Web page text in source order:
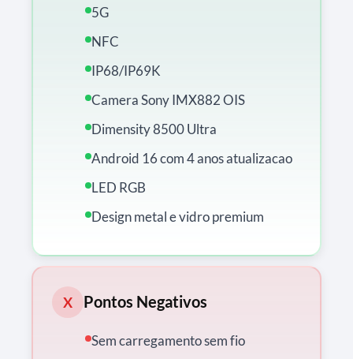
5G
NFC
IP68/IP69K
Camera Sony IMX882 OIS
Dimensity 8500 Ultra
Android 16 com 4 anos atualizacao
LED RGB
Design metal e vidro premium
X Pontos Negativos
Sem carregamento sem fio